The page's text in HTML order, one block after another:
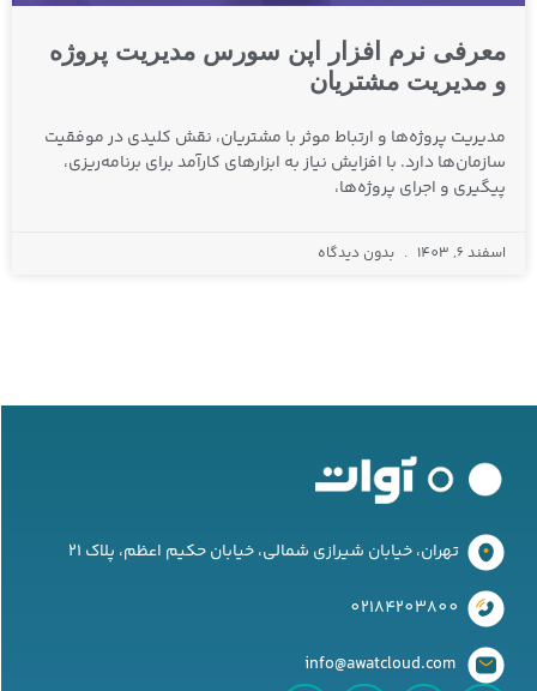
معرفی نرم افزار اپن سورس مدیریت پروژه
و مدیریت مشتریان
مدیریت پروژه‌ها و ارتباط موثر با مشتریان، نقش کلیدی در موفقیت
سازمان‌ها دارد. با افزایش نیاز به ابزارهای کارآمد برای برنامه‌ریزی،
پیگیری و اجرای پروژه‌ها،
اسفند 6, 1403 بدون دیدگاه
تهران، خیابان شیرازی شمالی، خیابان حکیم اعظم، پلاک 21
02184203800